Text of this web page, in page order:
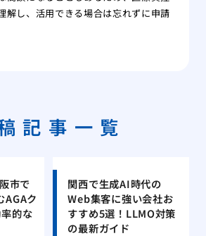
解し、活用できる場合は忘れずに申請
記事一覧
市で
AGAク
的な
関西で生成AI時代の
Web集客に強い会社お
すすめ5選！LLMO対策
の最新ガイド